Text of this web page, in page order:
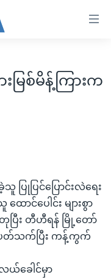
စ်မိန့်ကြားက
ပြုပြင်ပြောင်းလဲရေး
ာင်ပေါင်း များစွာ
ြီး တီဟီရန် မြို့တော်
ပတ်သက်ပြီး ကန့်ကွက်
ယ်ခေါင်မှာ